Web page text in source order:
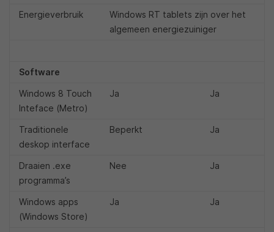
Energieverbruik
Windows RT tablets zijn over het
algemeen energiezuiniger
Software
Windows 8 Touch
Inteface (Metro)
Ja Ja
Traditionele
deskop interface
Beperkt Ja
Draaien .exe
programma’s
Nee Ja
Windows apps
(Windows Store)
Ja Ja